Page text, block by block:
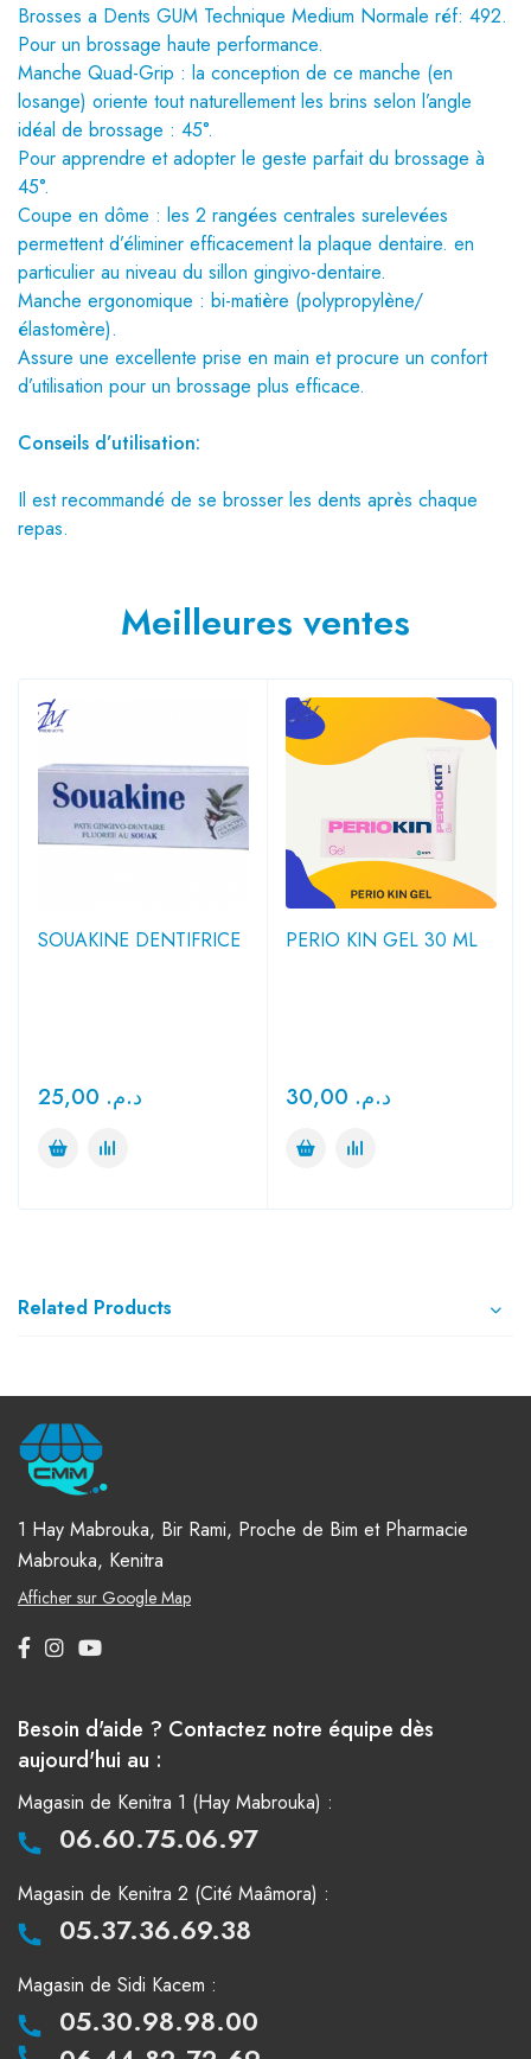
Brosses a Dents GUM Technique Medium Normale réf: 492.
Pour un brossage haute performance.
Manche Quad-Grip : la conception de ce manche (en
losange) oriente tout naturellement les brins selon l’angle
idéal de brossage : 45°.
Pour apprendre et adopter le geste parfait du brossage à
45°.
Coupe en dôme : les 2 rangées centrales surelevées
permettent d’éliminer efficacement la plaque dentaire. en
particulier au niveau du sillon gingivo-dentaire.
Manche ergonomique : bi-matière (polypropylène/
élastomère).
Assure une excellente prise en main et procure un confort
d’utilisation pour un brossage plus efficace.
Conseils d’utilisation:
Il est recommandé de se brosser les dents après chaque
repas.
Meilleures ventes
SOUAKINE DENTIFRICE
د.م.
PERIO KIN GEL 30 ML
د.م.
Related Products
1 Hay Mabrouka, Bir Rami, Proche de Bim et Pharmacie
Mabrouka, Kenitra
Afficher sur Google Map
Besoin d'aide ? Contactez notre équipe dès
aujourd'hui au :
Magasin de Kenitra 1 (Hay Mabrouka) :
06.60.75.06.97
Magasin de Kenitra 2 (Cité Maâmora) :
05.37.36.69.38
Magasin de Sidi Kacem :
05.30.98.98.00